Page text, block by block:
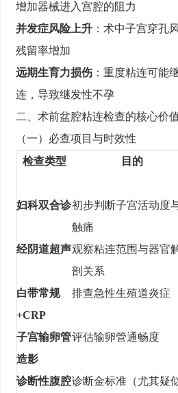
增加器械进入宫腔的阻力
并发症风险上升 ：术中子宫穿孔
残留率增加
远期生育力损伤 ：重度粘连可能
连，导致继发性不孕
二、术前盆腔粘连检查的核心价
（一）必查项目与时效性
检查类型
目的
妇科双合诊初步判断子宫活动度
触痛
经阴道超声观察粘连范围与器官
剖关系
白带常规
+CRP
排查急性生殖道炎症
子宫输卵管
造影
评估输卵管通畅度
诊断性腹腔诊断金标准（尤其疑